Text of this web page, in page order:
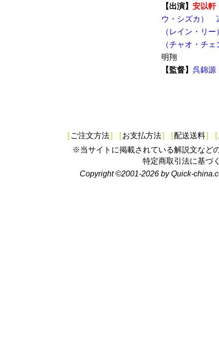
【出演】 安以軒
ウ・シズカ）
（レイン・リー
（チャオ・チ
明翔
【監督】 呉錦源
[ ご注文方法] [お支払方法] [配送送料] [
※当サイトに掲載されている解説文など
特定商取引法に基づ
Copyright ©2001-2026 by Quick-